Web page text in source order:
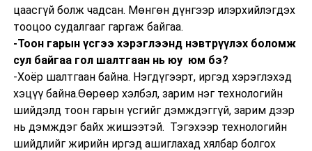
цаасгүй болж чадсан. Мөнгөн дүнгээр илэрхийлэгдэх
тооцоо судалгааг гаргаж байгаа.
-Тоон гарын үсгээ хэрэглээнд нэвтрүүлэх боломж
сул байгаа гол шалтгаан нь юу юм бэ?
-Хоёр шалтгаан байна. Нэгдүгээрт, иргэд хэрэглэхэд
хэцүү байна.Өөрөөр хэлбэл, зарим нэг технологийн
шийдэлд тоон гарын үсгийг дэмждэггүй, зарим дээр
нь дэмждэг байх жишээтэй. Тэгэхээр технологийн
шийдлийг жирийн иргэд ашиглахад хялбар болгох